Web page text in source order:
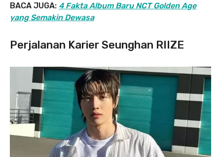
BACA JUGA: 4 Fakta Album Baru NCT Golden Age
yang Semakin Dewasa
Perjalanan Karier Seunghan RIIZE